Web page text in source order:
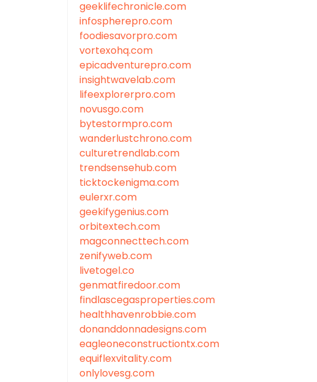
geeklifechronicle.com
infospherepro.com
foodiesavorpro.com
vortexohq.com
epicadventurepro.com
insightwavelab.com
lifeexplorerpro.com
novusgo.com
bytestormpro.com
wanderlustchrono.com
culturetrendlab.com
trendsensehub.com
ticktockenigma.com
eulerxr.com
geekifygenius.com
orbitextech.com
magconnecttech.com
zenifyweb.com
livetogel.co
genmatfiredoor.com
findlascegasproperties.com
healthhavenrobbie.com
donanddonnadesigns.com
eagleoneconstructiontx.com
equiflexvitality.com
onlylovesg.com